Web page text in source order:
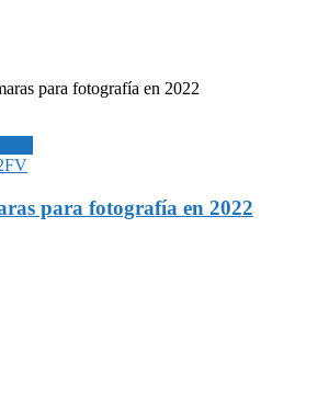
para fotografía en 2022
FV
para fotografía en 2022